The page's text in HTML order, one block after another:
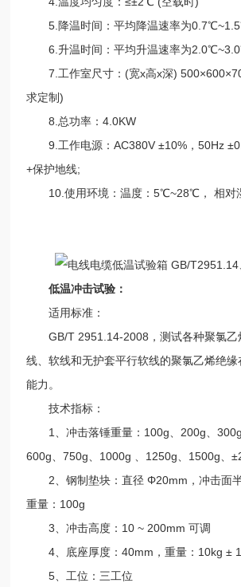
5.降温时间：平均降温速率为
6.升温时间：平均升温速率为
7.工作室尺寸：(宽x高x深)
求定制)
8.总功率：4.0KW
9.工作电源：AC380V ±10%，50Hz
+保护地线;
10.使用环境：温度：5℃~28℃， 相对
低温冲击试验：
适用标准：
GB/T 2951.14-2008，测试各种聚氯乙
线、软线和无护套平行软线的聚氯乙烯绝
能力。
技术指标：
1、冲击落锤重量：100g、200g、300g
600g、750g、1000g 、1250g、1500g、
2、钢制垫块：直径 Φ20mm，冲击面半
重量：100g
3、冲击高度：10 ~ 200mm 可调
4、底座厚度：40mm，重量：10kg ±
5、工位：三工位